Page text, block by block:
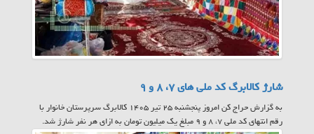
شارژ کالابرگ کد ملی های ۷، ۸ و ۹
به گزارش حراج کن امروز پنجشنبه ۲۵ تیر ۱۴۰۵ کالابرگ سرپرستان خانوار با
رقم انتهای کد ملی ۷، ۸ و ۹ مبلغ یک میلیون تومان به ازای هر نفر شارژ شد.